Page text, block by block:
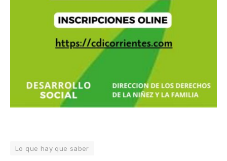
Lo que hay que saber